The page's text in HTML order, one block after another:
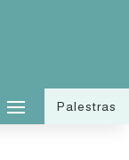
Palestras